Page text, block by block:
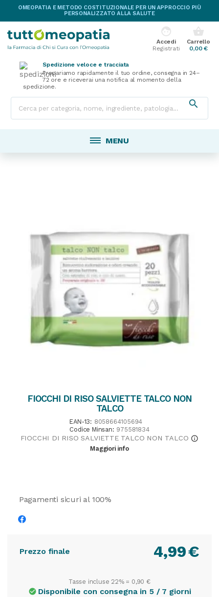
OMEOPATIA E METODO COSTITUZIONALE PER UN APPROCCIO PIÙ
PERSONALIZZATO ALLA SALUTE
shopping_basket
Carrello
0,00 €
face
Accedi
Registrati
Spedizione veloce e tracciata
Prepariamo rapidamente il tuo ordine, consegna in 24–
72 ore e riceverai una notifica al momento della
spedizione.

MENU
FIOCCHI DI RISO SALVIETTE TALCO NON
TALCO
EAN-13: 8058664105694
Codice Minsan: 975581834
FIOCCHI DI RISO SALVIETTE TALCO NON TALCO info_outline
Maggiori info
Pagamenti sicuri al 100%
Prezzo finale €
4,99
Tasse incluse 22% = 0,90 €
check_circle Disponibile con consegna in 5 / 7 giorni